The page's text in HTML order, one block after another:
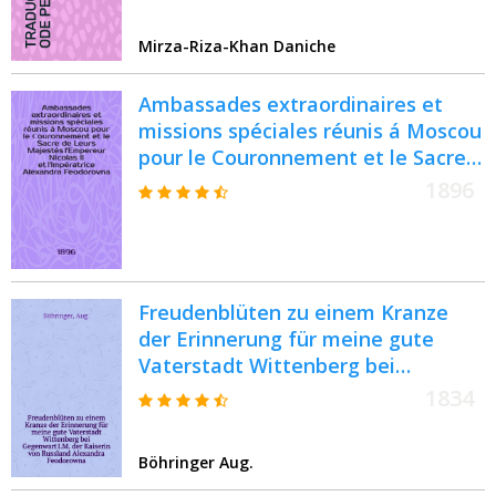
Mirza-Riza-Khan Daniche
Ambassades extraordinaires et
missions spéciales réunis á Moscou
pour le Сouronnement et le Sacre
de Leurs Majestés l'Empereur
Freudenblüten zu einem Kranze
der Erinnerung für meine gute
Vaterstadt Wittenberg bei
Gegenwart I.M. der Kaiserin von
Böhringer Aug.